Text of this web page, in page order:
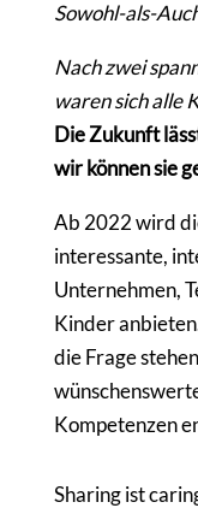
Sowohl-als-
Nach zwei
waren sich alle
Die Zukunft
wir können sie
Ab 2022 wird
interessante,
Unternehmen,
Kinder
die Frage
Kompetenzen
Sharing ist